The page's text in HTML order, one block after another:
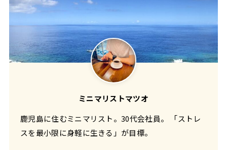
ミニマリストマツオ
鹿児島に住むミニマリスト。30代会社員。 「ストレ
スを最小限に身軽に生きる」が目標。